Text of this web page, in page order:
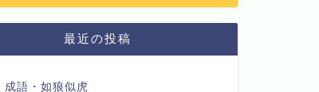
最近の投稿
成語・如狼似虎